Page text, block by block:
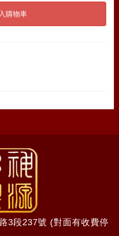
購物車
3段237號 (對面有收費停